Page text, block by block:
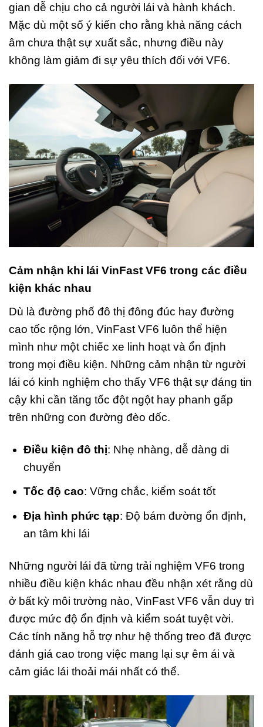
gian dễ chịu cho cả người lái và hành khách.
Mặc dù một số ý kiến cho rằng khả năng cách
âm chưa thật sự xuất sắc, nhưng điều này
không làm giảm đi sự yêu thích đối với VF6.
Cảm nhận khi lái VinFast VF6 trong các điều
kiện khác nhau
Dù là đường phố đô thị đông đúc hay đường
cao tốc rộng lớn, VinFast VF6 luôn thể hiện
mình như một chiếc xe linh hoạt và ổn định
trong mọi điều kiện. Những cảm nhận từ người
lái có kinh nghiệm cho thấy VF6 thật sự đáng tin
cậy khi cần tăng tốc đột ngột hay phanh gấp
trên những con đường đèo dốc.
Điều kiện đô thị: Nhẹ nhàng, dễ dàng di
chuyển
Tốc độ cao: Vững chắc, kiểm soát tốt
Địa hình phức tạp: Độ bám đường ổn định,
an tâm khi lái
Những người lái đã từng trải nghiệm VF6 trong
nhiều điều kiện khác nhau đều nhận xét rằng dù
ở bất kỳ môi trường nào, VinFast VF6 vẫn duy trì
được mức độ ổn định và kiểm soát tuyệt vời.
Các tính năng hỗ trợ như hệ thống treo đã được
đánh giá cao trong việc mang lại sự êm ái và
cảm giác lái thoải mái nhất có thể.